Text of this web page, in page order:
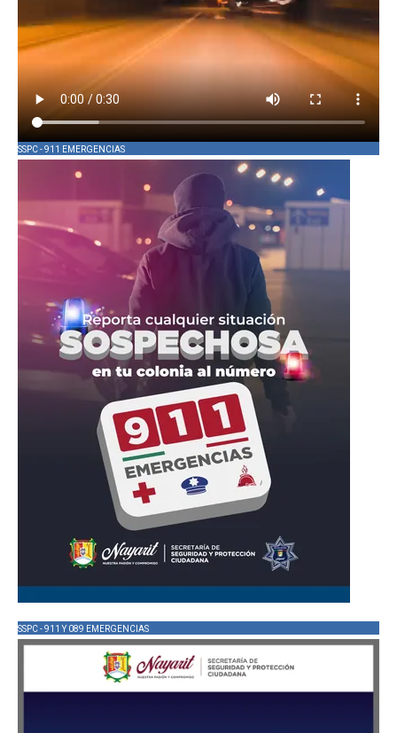
SSPC - 911 EMERGENCIAS
SSPC - 911 Y 089 EMERGENCIAS